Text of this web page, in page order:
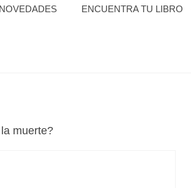
NOVEDADES ENCUENTRA TU LIBRO
muerte?